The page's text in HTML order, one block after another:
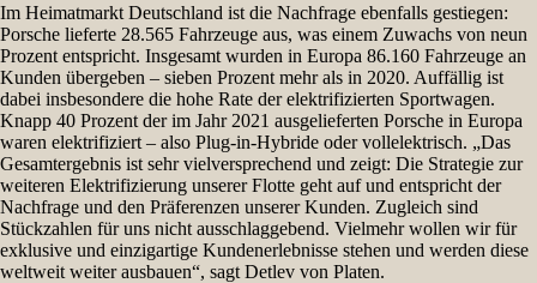
Im Heimatmarkt Deutschland ist die Nachfrage ebenfalls gestiegen:
Porsche lieferte 28.565 Fahrzeuge aus, was einem Zuwachs von neun
Prozent entspricht. Insgesamt wurden in Europa 86.160 Fahrzeuge an
Kunden übergeben – sieben Prozent mehr als in 2020. Auffällig ist
dabei insbesondere die hohe Rate der elektrifizierten Sportwagen.
Knapp 40 Prozent der im Jahr 2021 ausgelieferten Porsche in Europa
waren elektrifiziert – also Plug-in-Hybride oder vollelektrisch. „Das
Gesamtergebnis ist sehr vielversprechend und zeigt: Die Strategie zur
weiteren Elektrifizierung unserer Flotte geht auf und entspricht der
Nachfrage und den Präferenzen unserer Kunden. Zugleich sind
Stückzahlen für uns nicht ausschlaggebend. Vielmehr wollen wir für
exklusive und einzigartige Kundenerlebnisse stehen und werden diese
weltweit weiter ausbauen“, sagt Detlev von Platen.